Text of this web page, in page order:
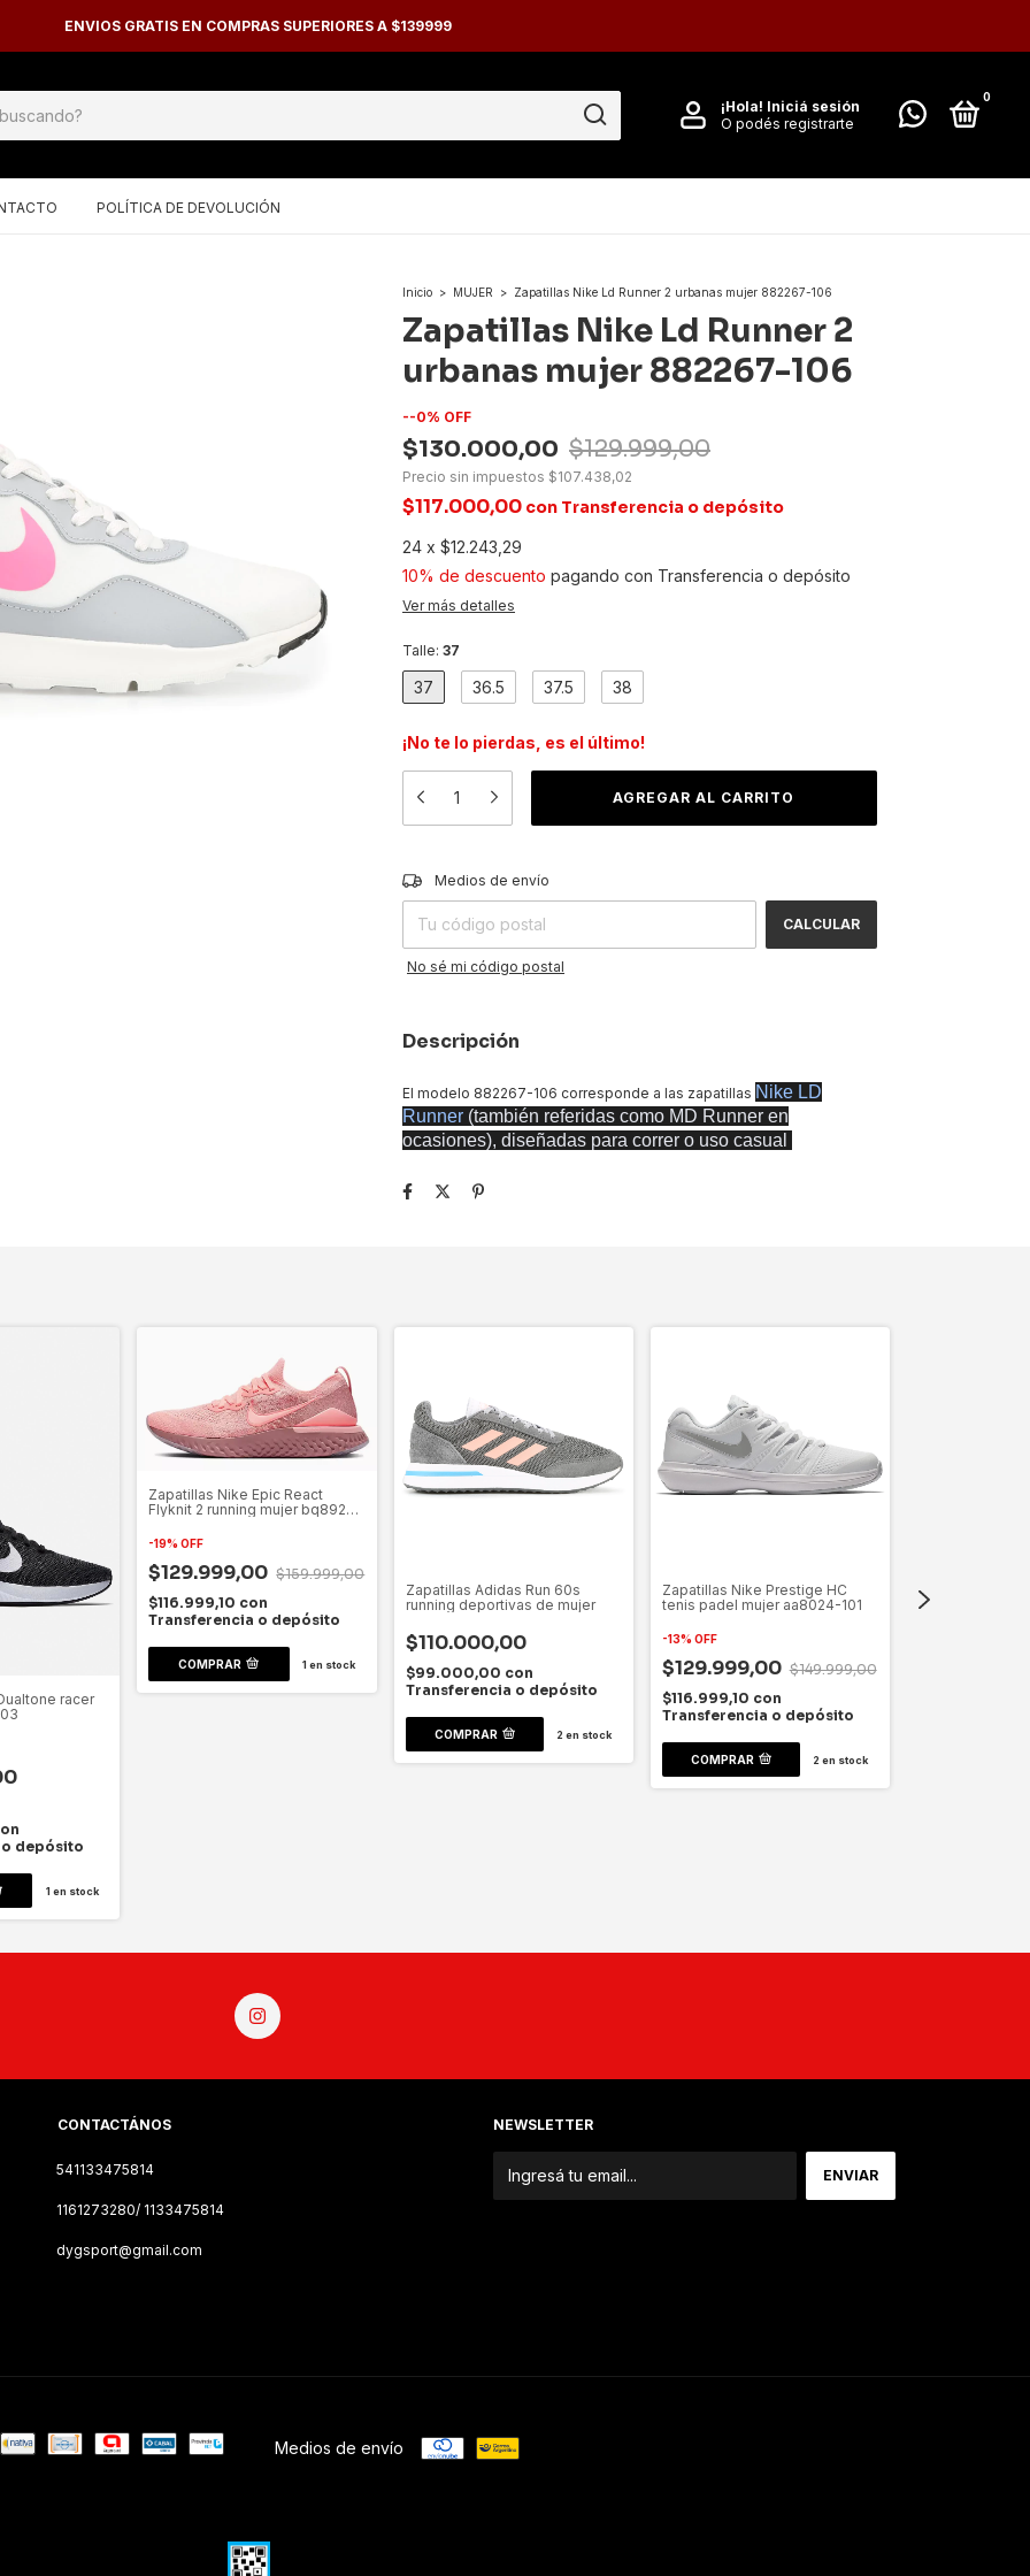
ENVIOS GRATIS EN COMPRAS SUPERIORES A $139999
¡Hola! Iniciá sesión
O podés registrarte
0
POLÍTICA DE DEVOLUCIÓN
Inicio > MUJER > Zapatillas Nike Ld Runner 2 urbanas mujer 882267-106
Zapatillas Nike Ld Runner 2
urbanas mujer 882267-106
--0% OFF
$130.000,00 $129.999,00
Precio sin impuestos $107.438,02
$117.000,00 con Transferencia o depósito
24 x $12.243,29
10% de descuento pagando con Transferencia o depósito
Ver más detalles
Talle: 37
37 36.5 37.5 38
¡No te lo pierdas, es el último!
Entregas para el CP:
Medios de envío
CALCULAR
No sé mi código postal
Descripción
El modelo 882267-106 corresponde a las zapatillas Nike LD
Runner (también referidas como MD Runner en
ocasiones), diseñadas para correr o uso casual
racer
depósito
1 en stock
Zapatillas Nike Epic React
Flyknit 2 running mujer bq8927-
-19%OFF
$129.999,00 $159.999,00
$116.999,10 con
Transferencia o depósito
COMPRAR 1 en stock
Zapatillas Adidas Run 60s
running deportivas de mujer
$110.000,00
$99.000,00 con
Transferencia o depósito
COMPRAR 2 en stock
Zapatillas Nike Prestige HC
tenis padel mujer aa8024-101
-13% OFF
$129.999,00 $149.999,00
$116.999,10 con
Transferencia o depósito
COMPRAR 2 en stock
CONTACTÁNOS
541133475814
1161273280/ 1133475814
dygsport@gmail.com
NEWSLETTER
Medios de envío